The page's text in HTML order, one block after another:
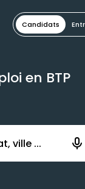
Candidats
en BTP
pour lancer